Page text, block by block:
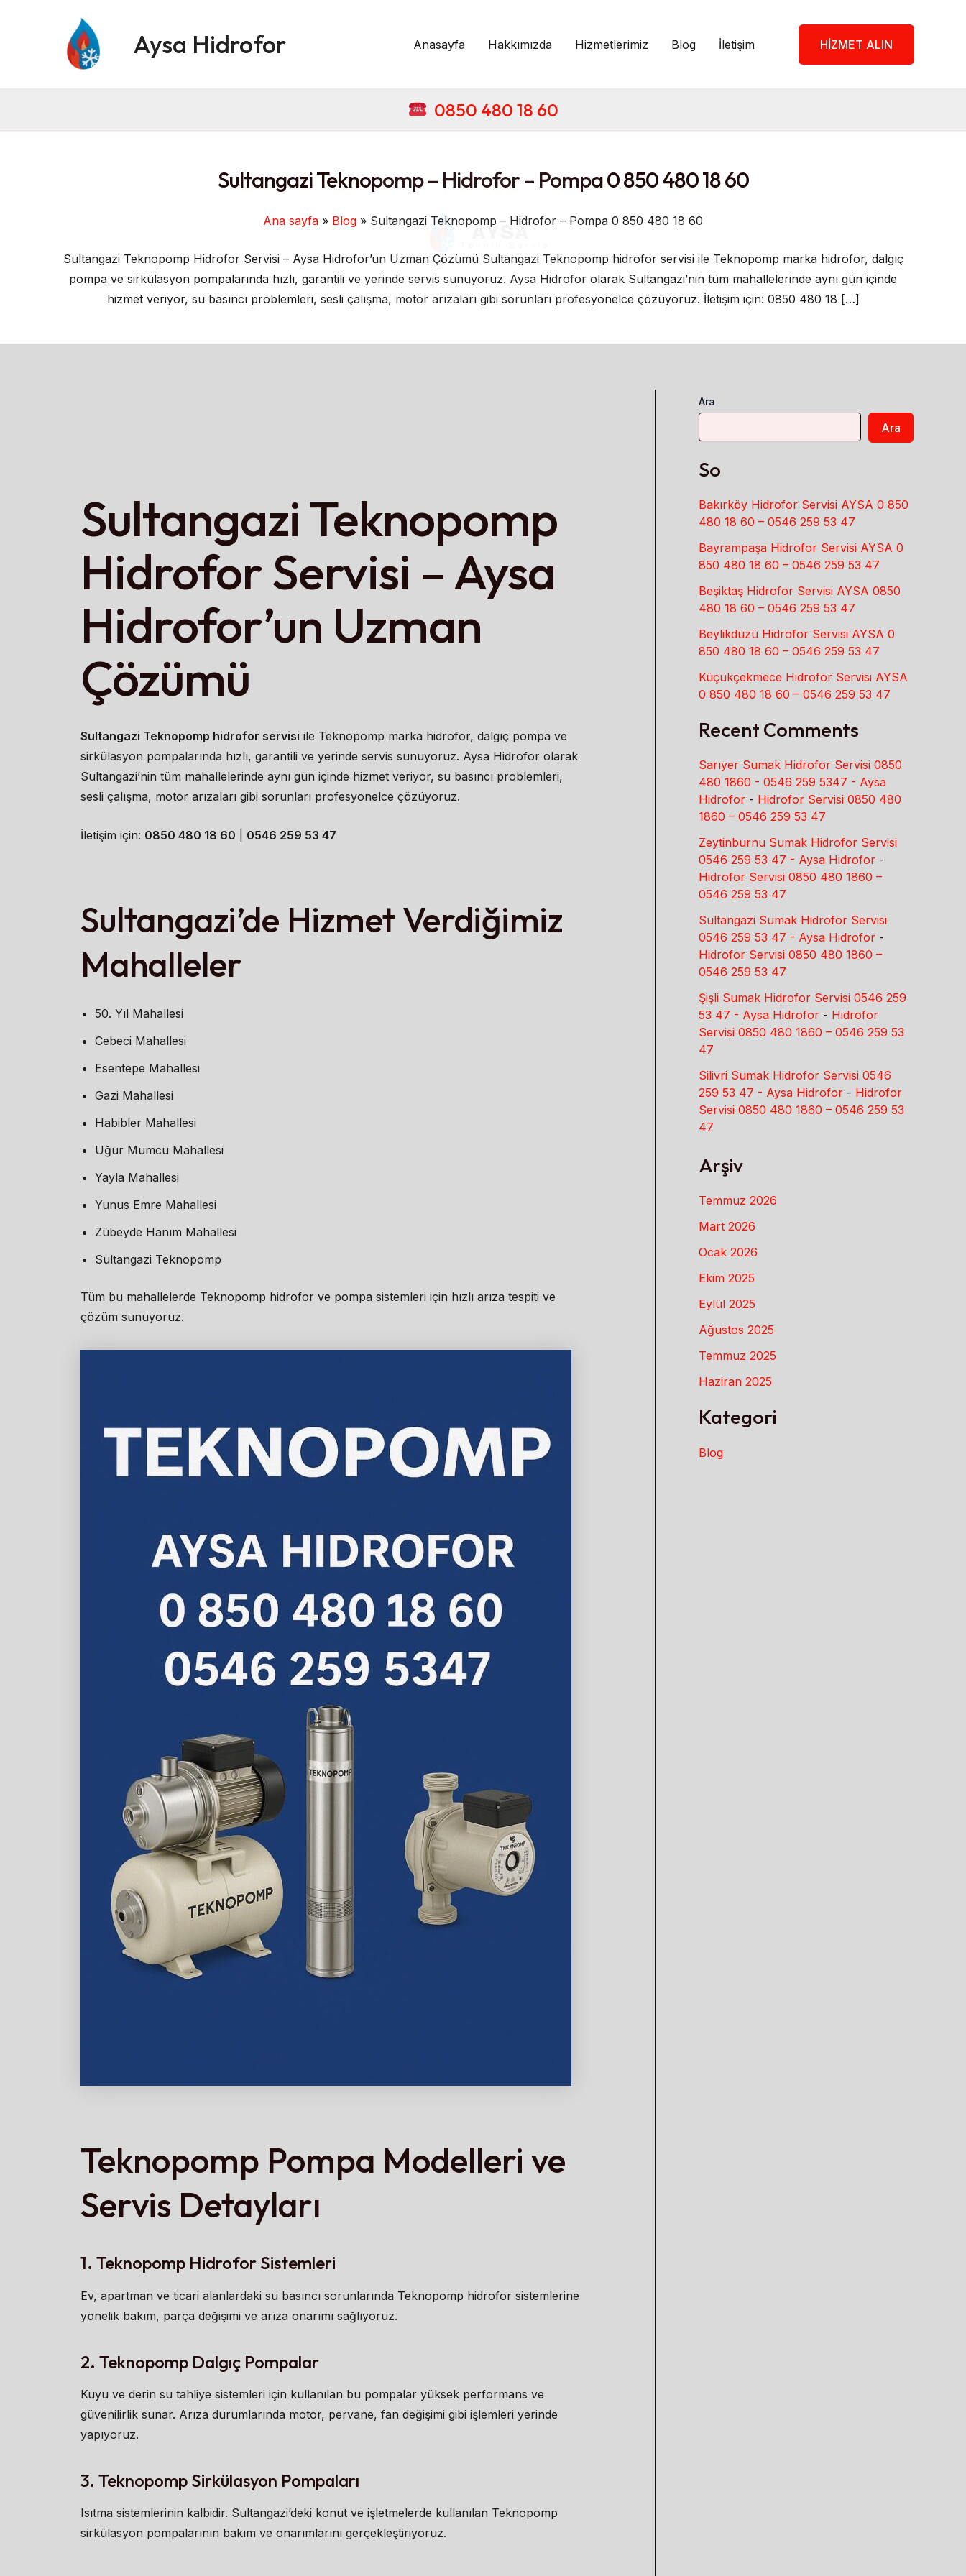
Aysa Hidrofor Anasayfa Hakkımızda Hizmetlerimiz Blog İletişim HİZMET ALIN
0850 480 18 60
Sultangazi Teknopomp – Hidrofor – Pompa 0 850 480 18 60
Ana sayfa Blog Sultangazi Teknopomp – Hidrofor – Pompa 0 850 480 18 60
Sultangazi Teknopomp Hidrofor Servisi – Aysa Hidrofor’un Uzman Çözümü Sultangazi Teknopomp hidrofor servisi ile Teknopomp marka hidrofor, dalgıç
pompa ve sirkülasyon pompalarında hızlı, garantili ve yerinde servis sunuyoruz. Aysa Hidrofor olarak Sultangazi’nin tüm mahallelerinde aynı gün içinde
hizmet veriyor, su basıncı problemleri, sesli çalışma, motor arızaları gibi sorunları profesyonelce çözüyoruz. İletişim için: 0850 480 18 […]
Sultangazi Teknopomp
Hidrofor Servisi – Aysa
Hidrofor’un Uzman
Çözümü
Sultangazi Teknopomp hidrofor servisi ile Teknopomp marka hidrofor, dalgıç pompa ve
sirkülasyon pompalarında hızlı, garantili ve yerinde servis sunuyoruz. Aysa Hidrofor olarak
Sultangazi’nin tüm mahallelerinde aynı gün içinde hizmet veriyor, su basıncı problemleri,
sesli çalışma, motor arızaları gibi sorunları profesyonelce çözüyoruz.
İletişim için: 0850 480 18 60 0546 259 53 47
Sultangazi’de Hizmet Verdiğimiz
Mahalleler
50. Yıl Mahallesi
Cebeci Mahallesi
Esentepe Mahallesi
Gazi Mahallesi
Habibler Mahallesi
Uğur Mumcu Mahallesi
Yayla Mahallesi
Yunus Emre Mahallesi
Zübeyde Hanım Mahallesi
Sultangazi Teknopomp
Tüm bu mahallelerde Teknopomp hidrofor ve pompa sistemleri için hızlı arıza tespiti ve
çözüm sunuyoruz.
Teknopomp Pompa Modelleri ve
Servis Detayları
1. Teknopomp Hidrofor Sistemleri
Ev, apartman ve ticari alanlardaki su basıncı sorunlarında Teknopomp hidrofor sistemlerine
yönelik bakım, parça değişimi ve arıza onarımı sağlıyoruz.
2. Teknopomp Dalgıç Pompalar
Kuyu ve derin su tahliye sistemleri için kullanılan bu pompalar yüksek performans ve
güvenilirlik sunar. Arıza durumlarında motor, pervane, fan değişimi gibi işlemleri yerinde
yapıyoruz.
3. Teknopomp Sirkülasyon Pompaları
Isıtma sistemlerinin kalbidir. Sultangazi’deki konut ve işletmelerde kullanılan Teknopomp
sirkülasyon pompalarının bakım ve onarımlarını gerçekleştiriyoruz.
Ara
Ara
So
Bakırköy Hidrofor Servisi AYSA 0 850
480 18 60 – 0546 259 53 47
Bayrampaşa Hidrofor Servisi AYSA 0
850 480 18 60 – 0546 259 53 47
Beşiktaş Hidrofor Servisi AYSA 0850
480 18 60 – 0546 259 53 47
Beylikdüzü Hidrofor Servisi AYSA 0
850 480 18 60 – 0546 259 53 47
Küçükçekmece Hidrofor Servisi AYSA
0 850 480 18 60 – 0546 259 53 47
Recent Comments
Sarıyer Sumak Hidrofor Servisi 0850
480 1860 - 0546 259 5347 - Aysa
Hidrofor - Hidrofor Servisi 0850 480
1860 – 0546 259 53 47
Zeytinburnu Sumak Hidrofor Servisi
0546 259 53 47 - Aysa Hidrofor -
Hidrofor Servisi 0850 480 1860 –
0546 259 53 47
Sultangazi Sumak Hidrofor Servisi
0546 259 53 47 - Aysa Hidrofor -
Hidrofor Servisi 0850 480 1860 –
0546 259 53 47
Şişli Sumak Hidrofor Servisi 0546 259
53 47 - Aysa Hidrofor - Hidrofor
Servisi 0850 480 1860 – 0546 259 53
47
Silivri Sumak Hidrofor Servisi 0546
259 53 47 - Aysa Hidrofor - Hidrofor
Servisi 0850 480 1860 – 0546 259 53
47
Arşiv
Temmuz 2026
Mart 2026
Ocak 2026
Ekim 2025
Eylül 2025
Ağustos 2025
Temmuz 2025
Haziran 2025
Kategori
Blog